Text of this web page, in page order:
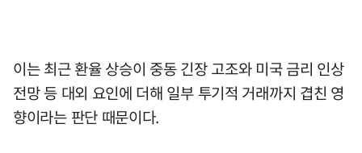
이는 최근 환율 상승이 중동 긴장 고조와 미국 금리 인상
전망 등 대외 요인에 더해 일부 투기적 거래까지 겹친 영
향이라는 판단 때문이다.